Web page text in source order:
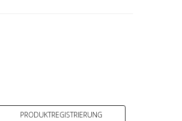
PRODUKTREGISTRIERUNG